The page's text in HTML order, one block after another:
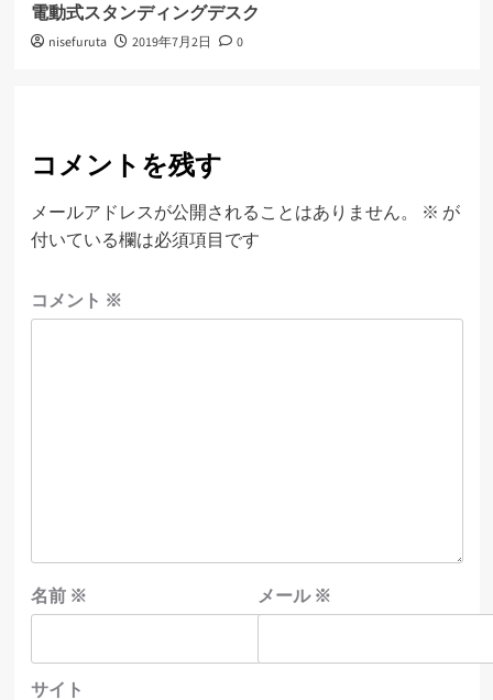
電動式スタンディングデスク
nisefuruta 2019年7月2日 0
コメントを残す
メールアドレスが公開されることはありません。 ※ が
付いている欄は必須項目です
コメント ※
名前 ※ メール ※
サイト